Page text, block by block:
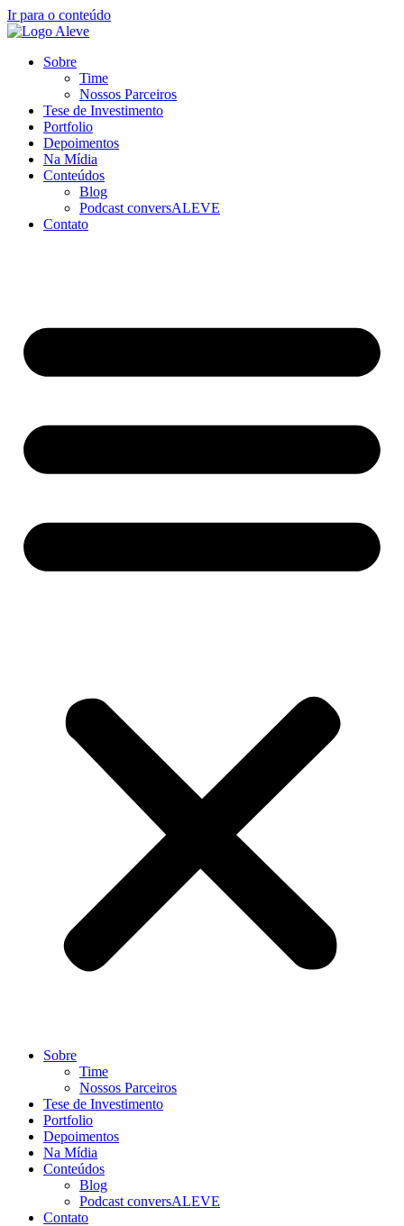
Ir para o conteúdo
Sobre
Time
Nossos Parceiros
Tese de Investimento
Portfolio
Depoimentos
Na Mídia
Conteúdos
Blog
Podcast conversALEVE
Contato
Sobre
Time
Nossos Parceiros
Tese de Investimento
Portfolio
Depoimentos
Na Mídia
Conteúdos
Blog
Podcast conversALEVE
Contato